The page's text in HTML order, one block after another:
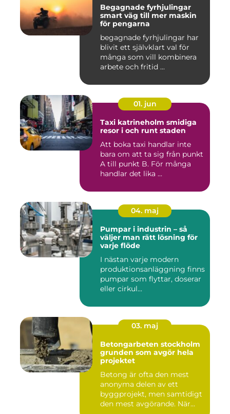
Begagnade fyrhjulingar
smart väg till mer maskin
för pengarna
begagnade fyrhjulingar har
blivit ett självklart val för
många som vill kombinera
arbete och fritid ...
01. jun
Taxi katrineholm smidiga
resor i och runt staden
Att boka taxi handlar inte
bara om att ta sig från punkt
A till punkt B. För många
handlar det lika ...
04. maj
Pumpar i industrin – så
väljer man rätt lösning för
varje flöde
I nästan varje modern
produktionsanläggning finns
pumpar som flyttar, doserar
eller cirkul...
03. maj
Betongarbeten stockholm
grunden som avgör hela
projektet
Betong är ofta den mest
anonyma delen av ett
byggprojekt, men samtidigt
den mest avgörande. När